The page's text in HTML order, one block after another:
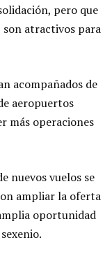
pero que
son atractivos para
acompañados de
aeropuertos
más operaciones
nuevos vuelos se
ampliar la oferta
oportunidad